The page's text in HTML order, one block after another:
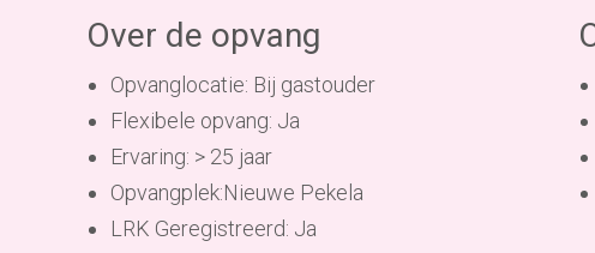
Over de opvang
Opvanglocatie: Bij gastouder
Flexibele opvang: Ja
Ervaring: > 25 jaar
Opvangplek:Nieuwe Pekela
LRK Geregistreerd: Ja